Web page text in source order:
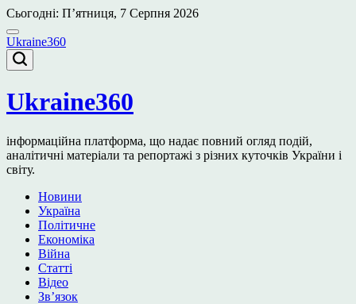
Перейти
до
вмісту
Сьогодні: П’ятниця, 7 Серпня 2026
Ukraine360
Ukraine360
інформаційна платформа, що надає повний огляд подій,
аналітичні матеріали та репортажі з різних куточків України і
світу.
Новини
Україна
Політичне
Економіка
Війна
Статті
Відео
Зв’язок